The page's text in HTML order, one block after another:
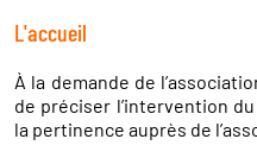
L'accueil
À la demande de
de préciser l’intervention
la pertinence auprès de